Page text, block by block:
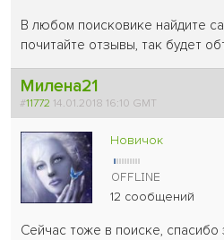
В любом поисковике найдите
почитайте отзывы, так будет
Милена21
#11772 14.01.2018 16:10 GMT
Новичок
12 сообщений
Сейчас тоже в поиске, спасибо